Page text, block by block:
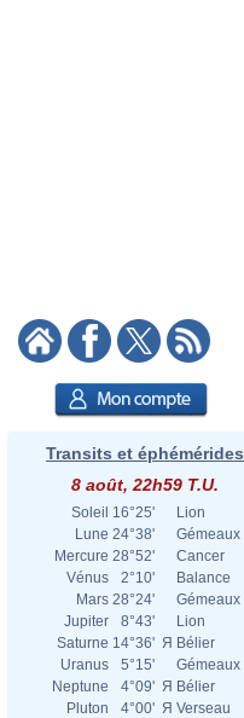
Transits et éphémérides
8 août, 22h59 T.U.
Soleil 16°25'
Lion
Lune 24°38'
Gémeaux
Mercure 28°52'
Cancer
Vénus
2°10'
Balance
Mars 28°24'
Gémeaux
Jupiter
8°43'
Lion
Saturne 14°36' Я Bélier
Uranus
5°15'
Gémeaux
Neptune
4°09' Я Bélier
Pluton
4°00' Я Verseau